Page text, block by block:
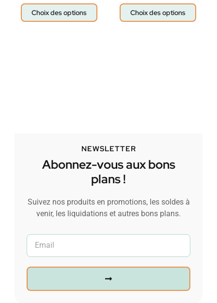
Choix des options Choix des options
NEWSLETTER
Abonnez-vous aux bons
plans !
Suivez nos produits en promotions, les soldes à
venir, les liquidations et autres bons plans.